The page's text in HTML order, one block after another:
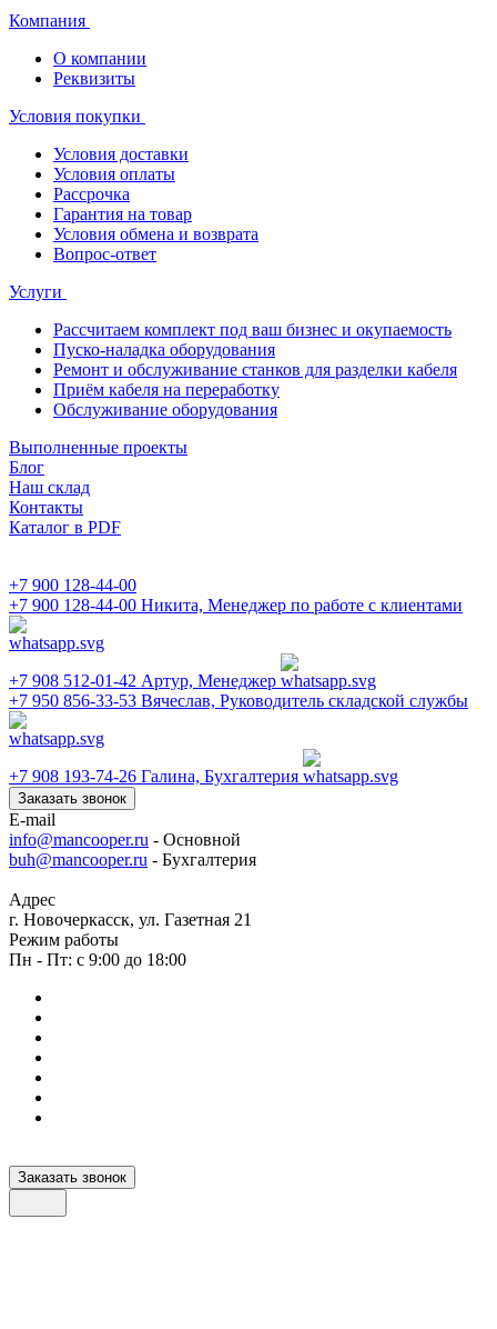
Компания
О компании
Реквизиты
Условия покупки
Условия доставки
Условия оплаты
Рассрочка
Гарантия на товар
Условия обмена и возврата
Вопрос-ответ
Услуги
Рассчитаем комплект под ваш бизнес и окупаемость
Пуско-наладка оборудования
Ремонт и обслуживание станков для разделки кабеля
Приём кабеля на переработку
Обслуживание оборудования
Выполненные проекты
Блог
Наш склад
Контакты
Каталог в PDF
+7 900 128-44-00
+7 900 128-44-00 Никита, Менеджер по работе с клиентами
+7 908 512-01-42 Артур, Менеджер
+7 950 856-33-53 Вячеслав, Руководитель складской службы
+7 908 193-74-26 Галина, Бухгалтерия
Заказать звонок
E-mail
info@mancooper.ru - Основной
buh@mancooper.ru - Бухгалтерия
Адрес
г. Новочеркасск, ул. Газетная 21
Режим работы
Пн - Пт: с 9:00 до 18:00
Заказать звонок